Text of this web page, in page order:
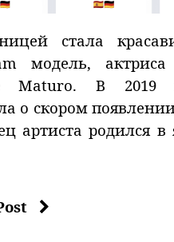
стала
модель,
Maturo. В 2019
о скором
артиста родился в